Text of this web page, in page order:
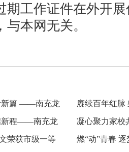
期工作证件在外开
本网无关。
新篇 ——南充龙 赓续百年红
学召开2026年
新程——南充龙 凝心聚力家
充龙门中学召
荣获市级一等 燃“动”青春